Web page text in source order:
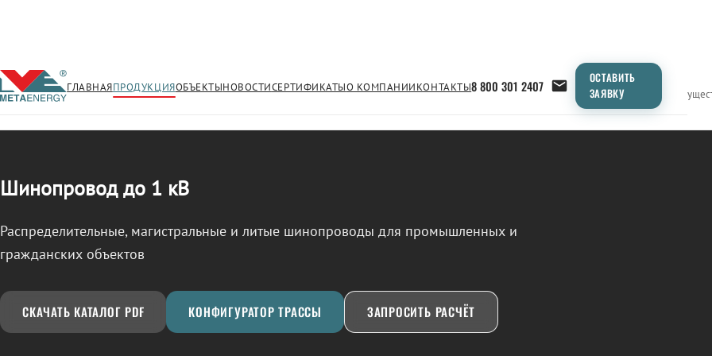
ГЛАВНАЯПРОДУКЦИЯОБЪЕКТЫНОВОСТИСЕРТИФИКАТЫО КОМПАНИИКОНТАКТЫ8 800 301 2407
ОСТАВИТЬ
ЗАЯВКУ
← Продукция/ШИНОПРОВОД Применение Продукция ТипоразмерыСравнение
Шинопровод до 1 кВ
Распределительные, магистральные и литые шинопроводы для промышленных и
гражданских объектов
СКАЧАТЬ КАТАЛОГ PDF КОНФИГУРАТОР ТРАССЫ ЗАПРОСИТЬ РАСЧЁТ